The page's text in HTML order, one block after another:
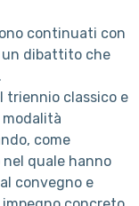
continuati con
dibattito che
triennio classico e
come
quale hanno
convegno e